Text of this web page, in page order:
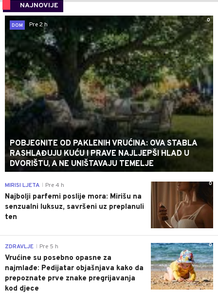
NAJNOVIJE
0
DOM
Pre 2 h
POBJEGNITE OD PAKLENIH VRUĆINA: OVA STABLA
RASHLAĐUJU KUĆU I PRAVE NAJLJEPŠI HLAD U
DVORIŠTU, A NE UNIŠTAVAJU TEMELJE
0
MIRISI LJETA Pre 4 h
Najbolji parfemi poslije mora: Mirišu na
senzualni luksuz, savršeni uz preplanuli
ten
0
ZDRAVLJE Pre 5 h
Vrućine su posebno opasne za
najmlađe: Pedijatar objašnjava kako da
prepoznate prve znake pregrijavanja
kod djece